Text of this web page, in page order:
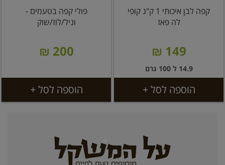
קפה לבן איכותי 1 ק"ג קופי
לה פאז
149 ₪
14.9 ל 100 גרם
הוספה לסל +
פולי קפה בטעמים -
וניל/לוז/שוק
200 ₪
הוספה לסל +